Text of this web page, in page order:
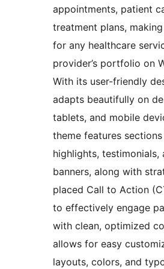
appointments, patient
treatment plans,
for any healthcare
provider’s portfolio on
With its user-friendly
adapts beautifully on
tablets, and mobile
theme features
highlights, testimonials,
banners, along with
placed Call to Action
to effectively engage
with clean, optimized
allows for easy
layouts, colors, and